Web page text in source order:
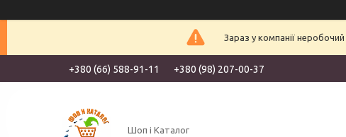
Зараз у компанії
+380 (66) 588-91-11 +380 (98) 207-00-37
Шоп і Каталог